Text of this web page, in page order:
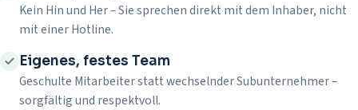
Kein Hin und Her – Sie sprechen direkt mit dem Inhaber, nicht
mit einer Hotline.
Eigenes, festes Team
Geschulte Mitarbeiter statt wechselnder Subunternehmer –
sorgfältig und respektvoll.